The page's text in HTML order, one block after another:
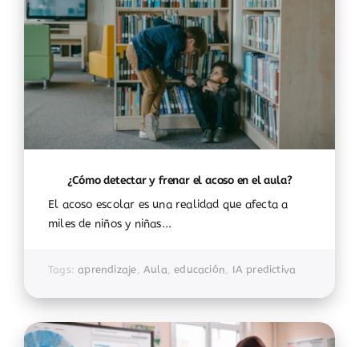
¿Cómo detectar y frenar el acoso en el aula?
El acoso escolar es una realidad que afecta a
miles de niños y niñas...
Tags:aprendizaje, Aula,educación, IA predictiva